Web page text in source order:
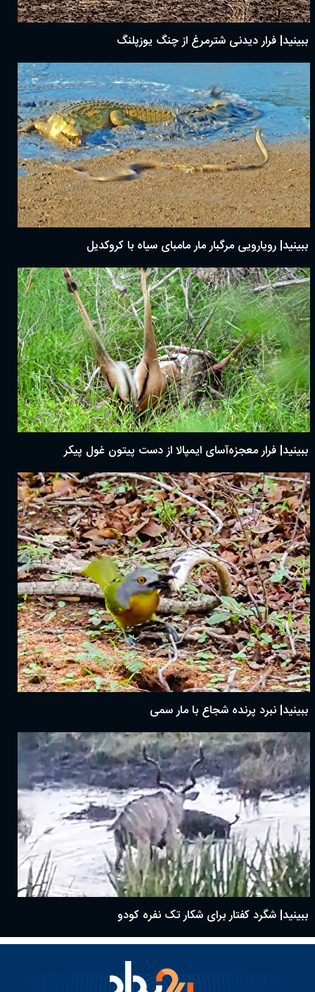
ببینید| فرار دیدنی شترمرغ از چنگ یوزپلنگ
ببینید| رویارویی مرگبار مار مامبای سیاه با کروکدیل
ببینید| فرار معجزه‌آسای ایمپالا از دست پیتون غول پیکر
ببینید| نبرد پرنده شجاع با مار سمی
ببینید| شگرد کفتار برای شکار تک نفره کودو